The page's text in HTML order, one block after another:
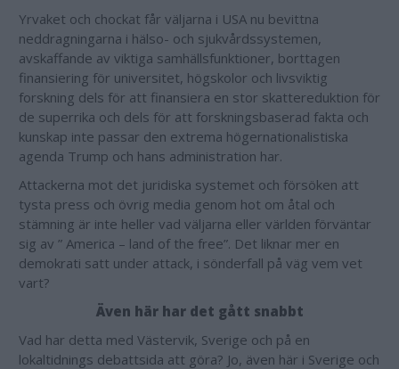
Yrvaket och chockat får väljarna i USA nu bevittna
neddragningarna i hälso- och sjukvårdssystemen,
avskaffande av viktiga samhällsfunktioner, borttagen
finansiering för universitet, högskolor och livsviktig
forskning dels för att finansiera en stor skattereduktion för
de superrika och dels för att forskningsbaserad fakta och
kunskap inte passar den extrema högernationalistiska
agenda Trump och hans administration har.
Attackerna mot det juridiska systemet och försöken att
tysta press och övrig media genom hot om åtal och
stämning är inte heller vad väljarna eller världen förväntar
sig av ” America – land of the free”. Det liknar mer en
demokrati satt under attack, i sönderfall på väg vem vet
vart?
Även här har det gått snabbt
Vad har detta med Västervik, Sverige och på en
lokaltidnings debattsida att göra? Jo, även här i Sverige och